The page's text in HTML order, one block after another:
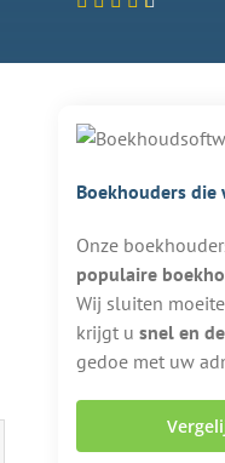
Boekhouders
Onze
populaire
Wij sluiten
krijgt u snel en
gedoe met uw